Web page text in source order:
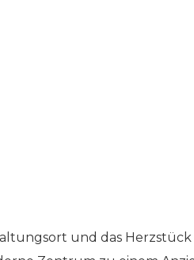
und das